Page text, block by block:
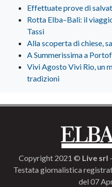
Effettuate prove di
Rotta Elba–Bali: il
Tassi
Alla scoperta di chiese,
A Summerissima a
Vivi Agosto Vivi Rio, un
tradizioni
Copyright 2021 © Live srl
Testata giornalistica
del 07